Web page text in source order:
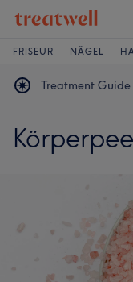
FRISEUR NÄGEL
Treatment Guide